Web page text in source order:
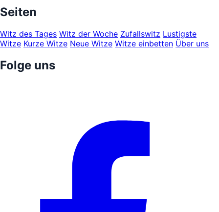
Seiten
Witz des Tages Witz der Woche Zufallswitz Lustigste
Witze Kurze Witze Neue Witze Witze einbetten Über uns
Folge uns